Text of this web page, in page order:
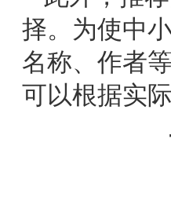
择。为使中
名称、作者
可以根据实